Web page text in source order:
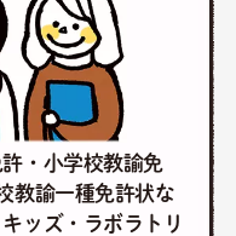
・小学校教諭免
教諭一種免許状な
ッズ・ラボラトリ